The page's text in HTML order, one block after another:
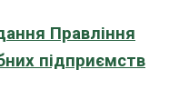
Правління
підприємств